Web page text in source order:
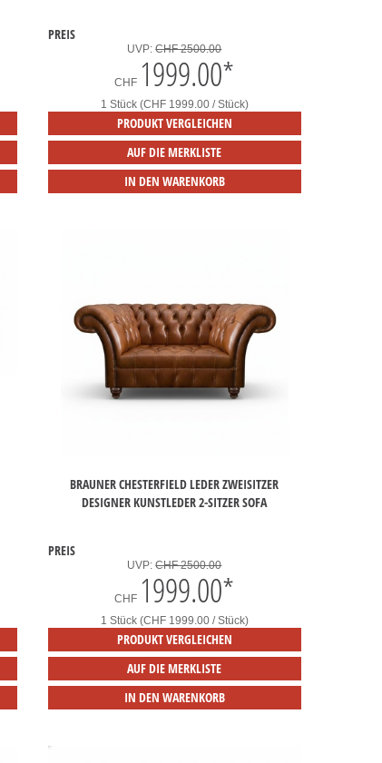
PREIS
UVP:CHF 2500.00
CHF 1999.00*
1 Stück (CHF 1999.00 / Stück)
PRODUKT VERGLEICHEN
AUF DIE MERKLISTE
IN DEN WARENKORB
BRAUNER CHESTERFIELD LEDER ZWEISITZER
DESIGNER KUNSTLEDER 2-SITZER SOFA
PREIS
UVP:CHF 2500.00
CHF 1999.00*
1 Stück (CHF 1999.00 / Stück)
PRODUKT VERGLEICHEN
AUF DIE MERKLISTE
IN DEN WARENKORB